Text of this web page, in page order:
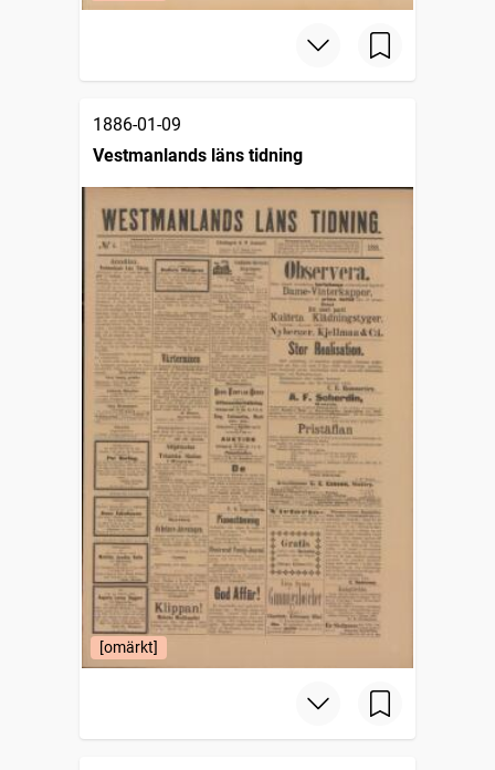
1886-01-09
Vestmanlands läns tidning
[omärkt]